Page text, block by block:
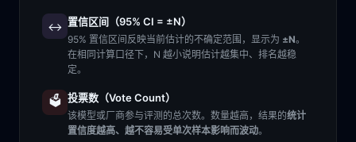
↔️ 置信区间（95% CI = ±N）
95% 置信区间反映当前估计的不确定范围，显示为 ±N。
在相同计算口径下，N 越小说明估计越集中、排名越稳
定。
🗳️ 投票数（Vote Count）
该模型或厂商参与评测的总次数。数量越高，结果的统计
置信度越高、越不容易受单次样本影响而波动。